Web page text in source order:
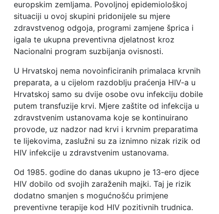
europskim zemljama. Povoljnoj epidemiološkoj
situaciji u ovoj skupini pridonijele su mjere
zdravstvenog odgoja, programi zamjene šprica i
igala te ukupna preventivna djelatnost kroz
Nacionalni program suzbijanja ovisnosti.
U Hrvatskoj nema novoinficiranih primalaca krvnih
preparata, a u cijelom razdoblju praćenja HIV-a u
Hrvatskoj samo su dvije osobe ovu infekciju dobile
putem transfuzije krvi. Mjere zaštite od infekcija u
zdravstvenim ustanovama koje se kontinuirano
provode, uz nadzor nad krvi i krvnim preparatima
te lijekovima, zaslužni su za iznimno nizak rizik od
HIV infekcije u zdravstvenim ustanovama.
Od 1985. godine do danas ukupno je 13-ero djece
HIV dobilo od svojih zaraženih majki. Taj je rizik
dodatno smanjen s mogućnošću primjene
preventivne terapije kod HIV pozitivnih trudnica.